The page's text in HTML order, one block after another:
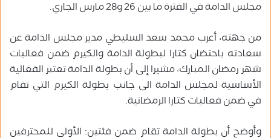
مجلس الدامة في الفترة ما بين 26 و28 مارس الجاري.
من جهته، أعرب محمد سعد السليطي مدير مجلس الدامة عن
سعادته باحتضان كتارا لبطولة الدامة والكيرم ضمن فعاليات
شهر رمضان المبارك، مشيرا إلى أن بطولة الدامة تعتبر الفعالية
الأساسية لمجلس الدامة الى جانب بطولة الكيرم التي تقام
في ضمن فعاليات كتارا الرمضانية.
وأوضح أن بطولة الدامة تقام ضمن فئتين: الأولى للمحترفين